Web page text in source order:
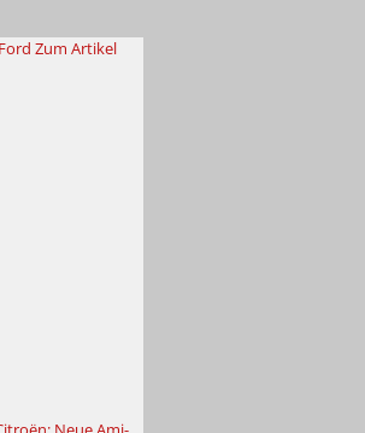
Zum Artikel